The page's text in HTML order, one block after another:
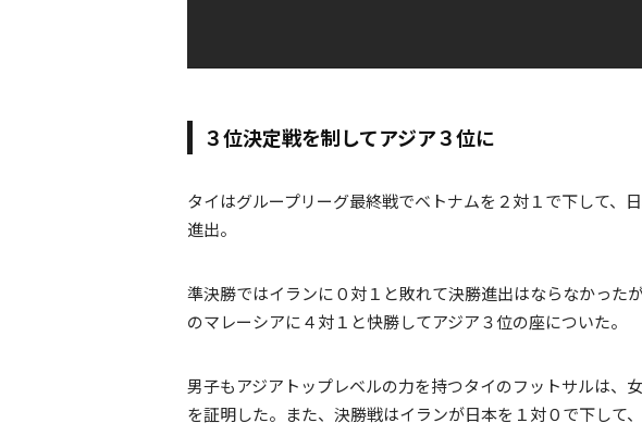
３位決定戦を制してアジア３位に
タイはグループリーグ最終戦でベトナムを２対１で下して、
進出。
準決勝ではイランに０対１と敗れて決勝進出はならなかった
のマレーシアに４対１と快勝してアジア３位の座についた。
男子もアジアトップレベルの力を持つタイのフットサルは、
を証明した。また、決勝戦はイランが日本を１対０で下して